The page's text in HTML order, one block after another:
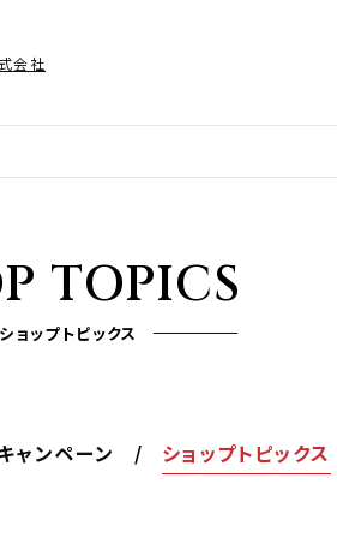
会社
TOPICS
ショップトピックス
ャンペーン ショップトピックス